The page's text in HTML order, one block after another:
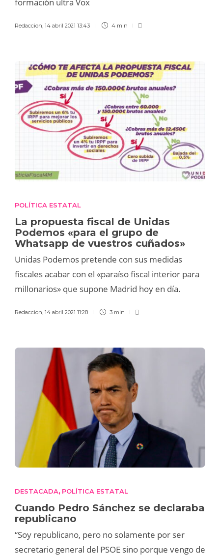
formación ultra Vox
Redaccion, 14 abril 2021 13:43 4 min
POLÍTICA ESTATAL
La propuesta fiscal de Unidas
Podemos «para el grupo de
Whatsapp de vuestros cuñados»
Unidas Podemos pretende con sus medidas
fiscales acabar con el «paraíso fiscal interior para
millonarios» que supone Madrid hoy en día.
Redaccion 14 abril 2021 11:28 3 min
DESTACADA, POLÍTICA ESTATAL
Cuando Pedro Sánchez se declaraba
republicano
“Soy republicano, pero no solamente por ser
secretario general del PSOE sino porque vengo de